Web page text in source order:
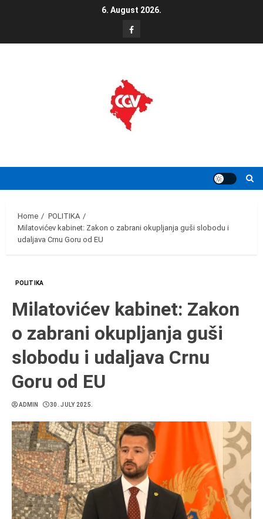
6. August 2026.
FB
Home
POLITIKA
Milatovićev kabinet: Zakon o zabrani okupljanja guši slobodu i
udaljava Crnu Goru od EU
POLITIKA
Milatovićev kabinet: Zakon
o zabrani okupljanja guši
slobodu i udaljava Crnu
Goru od EU
ADMIN 30. JULY 2025.